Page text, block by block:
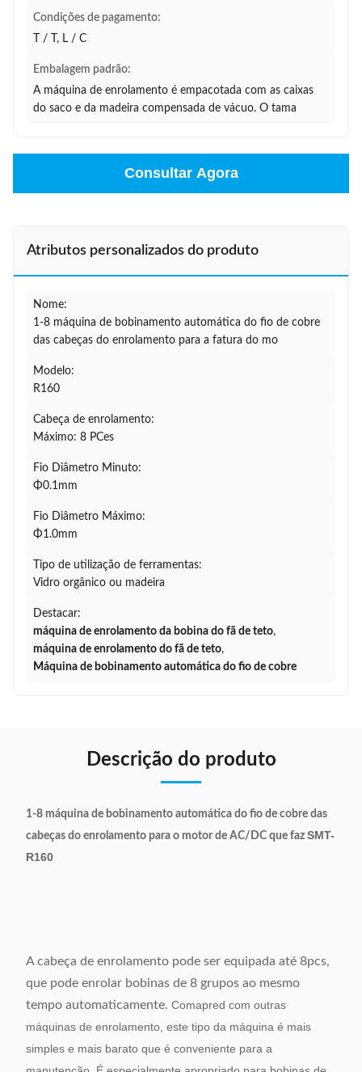
Condições de pagamento:
T / T, L / C
Embalagem padrão:
A máquina de enrolamento é empacotada com as caixas
do saco e da madeira compensada de vácuo. O tama
Consultar Agora
Atributos personalizados do produto
Nome:
1-8 máquina de bobinamento automática do fio de cobre
das cabeças do enrolamento para a fatura do mo
Modelo:
R160
Cabeça de enrolamento:
Máximo: 8 PCes
Fio Diâmetro Minuto:
Φ0.1mm
Fio Diâmetro Máximo:
Φ1.0mm
Tipo de utilização de ferramentas:
Vidro orgânico ou madeira
Destacar:
máquina de enrolamento da bobina do fã de teto,
máquina de enrolamento do fã de teto,
Máquina de bobinamento automática do fio de cobre
Descrição do produto
1-8 máquina de bobinamento automática do fio de cobre das
cabeças do enrolamento para o motor de AC/DC que faz SMT-
R160
A cabeça de enrolamento pode ser equipada até 8pcs,
que pode enrolar bobinas de 8 grupos ao mesmo
tempo automaticamente. Comapred com outras
máquinas de enrolamento, este tipo da máquina é mais
simples e mais barato que é conveniente para a